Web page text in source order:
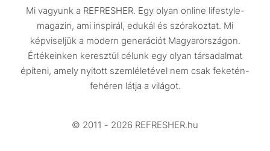
Utazás
Életmód
Design
Beszélgetések
Videó
Mi vagyunk a REFRESHER. Egy olyan online lifestyle-
magazin, ami inspirál, edukál és szórakoztat. Mi
képviseljük a modern generációt Magyarországon.
Értékeinken keresztül célunk egy olyan társadalmat
építeni, amely nyitott szemléletével nem csak feketén-
fehéren látja a világot.
© 2011 - 2026 REFRESHER.hu